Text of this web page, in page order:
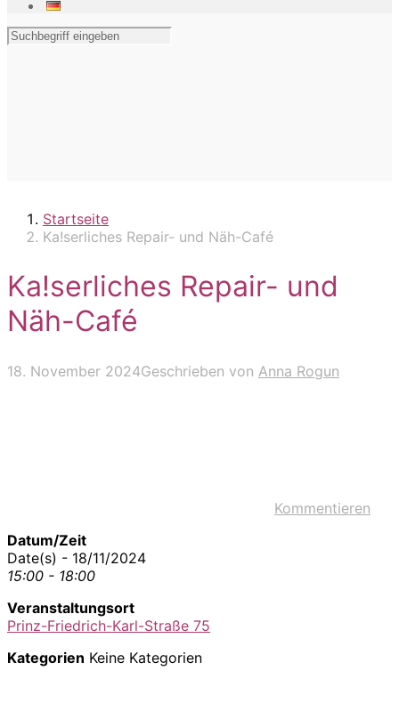
Startseite
Ka!serliches Repair- und Näh-Café
Ka!serliches Repair- und
Näh-Café
18. November 2024Geschrieben von Anna Rogun
Kommentieren
Datum/Zeit
Date(s) - 18/11/2024
15:00 - 18:00
Veranstaltungsort
Prinz-Friedrich-Karl-Straße 75
Kategorien Keine Kategorien